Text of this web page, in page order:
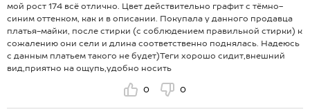
мой рост 174 всё отлично. Цвет действительно графит с тёмно-
синим оттенком, как и в описании. Покупала у данного продавца
платья-майки, после стирки (с соблюдением правильной стирки) к
сожалению они сели и длина соответственно поднялась. Надеюсь
с данным платьем такого не будет)Теги хорошо сидит,внешний
вид,приятно на ощупь,удобно носить
0 0